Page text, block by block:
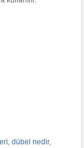
,dübel nedir,